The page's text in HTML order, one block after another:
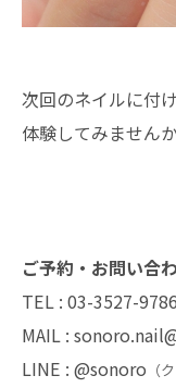
次回のネイルに付
体験してみません
ご予約・お問い合
TEL : 03-3527-9786
MAIL :
LINE : @sonoro （